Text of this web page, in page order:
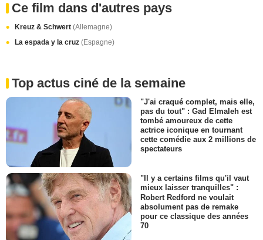
Ce film dans d'autres pays
Kreuz & Schwert (Allemagne)
La espada y la cruz (Espagne)
Top actus ciné de la semaine
"J'ai craqué complet, mais elle,
pas du tout" : Gad Elmaleh est
tombé amoureux de cette
actrice iconique en tournant
cette comédie aux 2 millions de
spectateurs
"Il y a certains films qu'il vaut
mieux laisser tranquilles" :
Robert Redford ne voulait
absolument pas de remake
pour ce classique des années
70